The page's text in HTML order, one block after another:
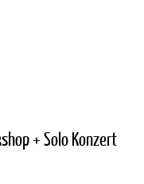
+ Solo Konzert